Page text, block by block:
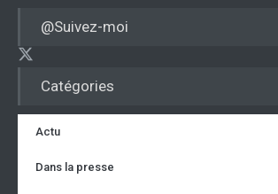
Catégories
Actu
Dans la presse
@Suivez-moi